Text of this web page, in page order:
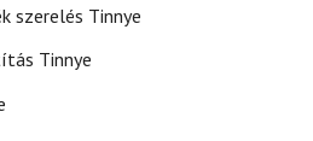
szerelés Tinnye
Tinnye